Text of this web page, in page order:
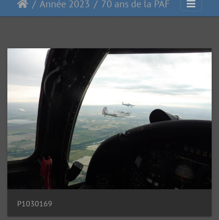
Année 2023 70 ans de la PAF
P1030169